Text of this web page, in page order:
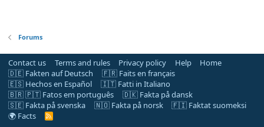
Forums
Contact us Terms and rules Privacy policy Help
Home
🇩🇪 Fakten auf Deutsch
🇫🇷 Faits en français
🇪🇸 Hechos en Español
🇮🇹 Fatti in Italiano
🇧🇷 🇵🇹 Fatos em português
🇩🇰 Fakta på dansk
🇸🇪 Fakta på svenska
🇳🇴 Fakta på norsk
🇫🇮 Faktat suomeksi
🌍 Facts
R